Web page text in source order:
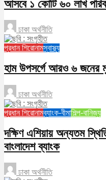
আসবে ১ কোটি ৬০ লাখ
ঢাকা অর্থনীতি
প্রধান শিরোনামস্বাস্থ্য
হাম উপসর্গে আরও ৬ জনের
ঢাকা অর্থনীতি
প্রধান শিরোনামব্যাংক-বীমাশিল্প-বানিজ্য
দক্ষিণ এশিয়ায় অন্যতম
বাংলাদেশ ব্যাংক
ঢাকা অর্থনীতি